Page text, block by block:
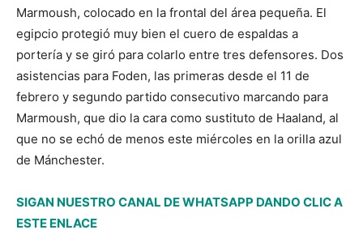
Marmoush, colocado en la frontal del área pequeña. El
egipcio protegió muy bien el cuero de espaldas a
portería y se giró para colarlo entre tres defensores. Dos
asistencias para Foden, las primeras desde el 11 de
febrero y segundo partido consecutivo marcando para
Marmoush, que dio la cara como sustituto de Haaland, al
que no se echó de menos este miércoles en la orilla azul
de Mánchester.
SIGAN NUESTRO CANAL DE WHATSAPP DANDO CLIC A
ESTE ENLACE